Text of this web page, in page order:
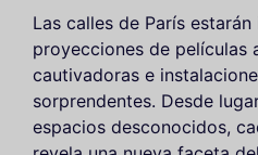
Las calles de París
proyecciones de películas
cautivadoras e
sorprendentes. Desde
espacios desconocidos,